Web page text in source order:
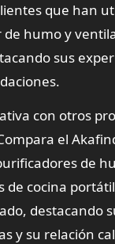
que han
humo y
sus
con otros
el
de
de cocina
destacando
y su relación